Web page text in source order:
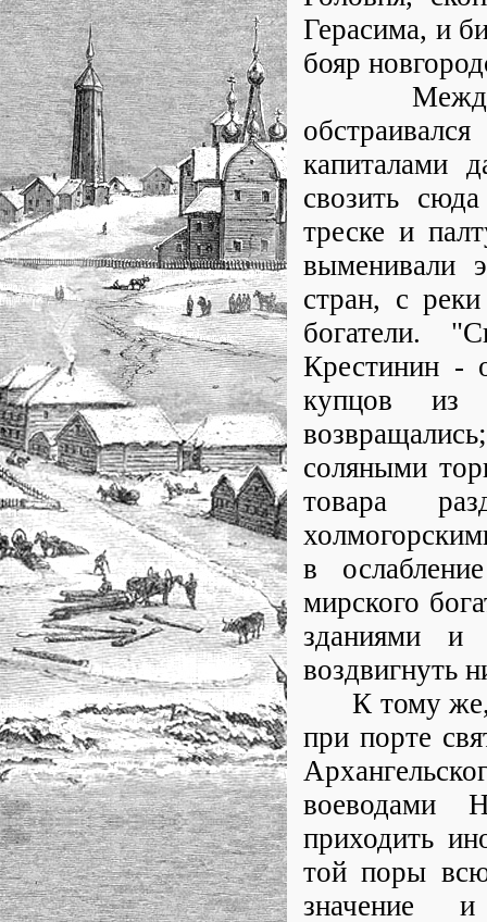
Герасима, и
бояр
Между
капиталами
свозить
треске и
выменивали
стран, с
богатели.
Крестинин -
купцов из
соляными
товара
в
мирского
зданиями и
воздвигнуть
К тому же,
при порте
воеводами
приходить
той поры
значение